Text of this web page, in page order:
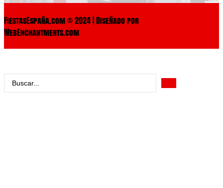
FiestasEspaña.com © 2024 | Diseñado por
WebEnchantments.com